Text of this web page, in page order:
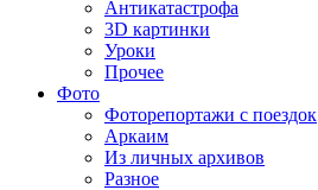
Антикатастрофа
3D картинки
Уроки
Прочее
Фото
Фоторепортажи с поездок
Аркаим
Из личных архивов
Разное